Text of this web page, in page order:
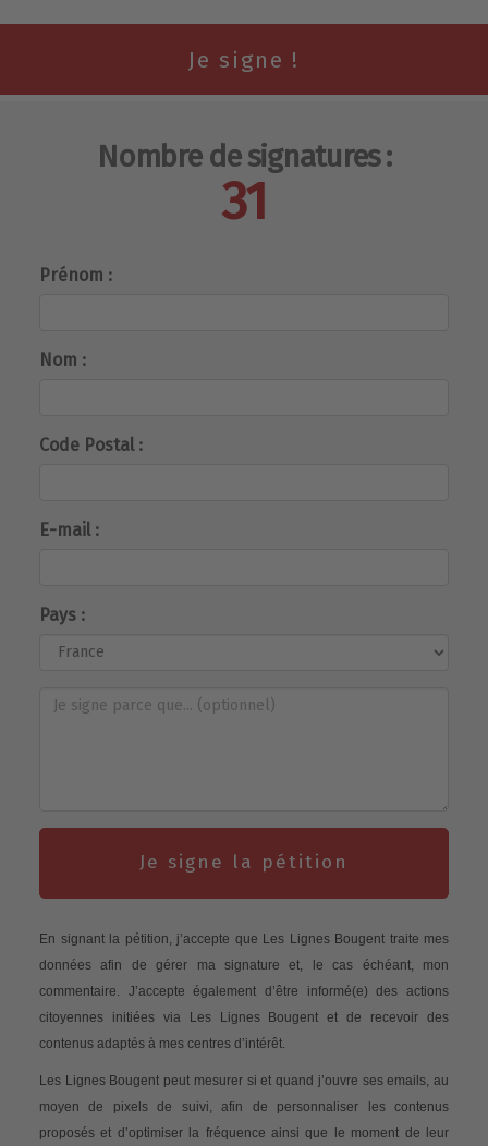
Nombre de signatures :
31
Prénom :
Nom :
Code Postal :
E-mail :
Pays :
Je signe la pétition
En signant la pétition, j’accepte que Les Lignes Bougent traite mes
données afin de gérer ma signature et, le cas échéant, mon
commentaire. J’accepte également d’être informé(e) des actions
citoyennes initiées via Les Lignes Bougent et de recevoir des
contenus adaptés à mes centres d’intérêt.
Les Lignes Bougent peut mesurer si et quand j’ouvre ses emails, au
moyen de pixels de suivi, afin de personnaliser les contenus
proposés et d’optimiser la fréquence ainsi que le moment de leur